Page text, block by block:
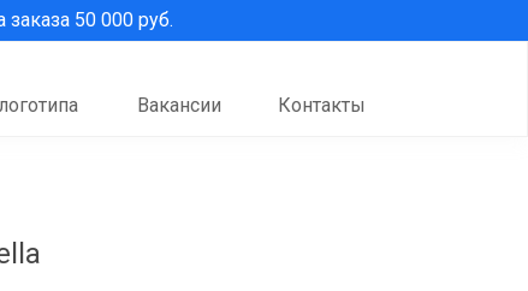
Вакансии Контакты
50 000 руб.